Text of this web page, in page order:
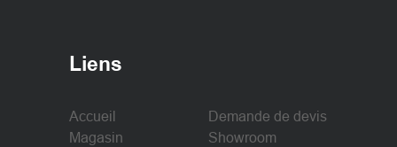
Liens
Accueil
Magasin
Demande de devis
Showroom